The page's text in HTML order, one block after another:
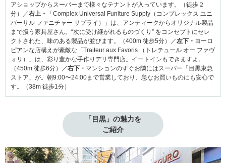
アショップからスーパーまで様々なテナントが入っています。（徒歩２
分）／右上・
「Complex Universal Funiture Supply（コンプレックス ユニ
バーサル ファニチャー サプライ）」は、アンティークからオリジナル製品
まで扱う家具屋さん。“次に受け継がれるものづくり” をコンセプトにセレ
クトされた、味のある製品が並びます。（400m 徒歩5分）／左下・ ヨーロ
ピアンな店構えが素敵な「Traiteur aux Favoris （トレテュール オー ファヴ
ォリ）」は、彩り豊かな手作りデリ専門店。イートインもできますよ。
（450m 徒歩6分）／右下・ マンションのすぐお隣にはスーパー「目黒東急
ストア」が。朝9:00〜24:00まで営業しており、急なお買いものにも安心で
す。（38m 徒歩1分）
「目黒」の魅力を
ご紹介